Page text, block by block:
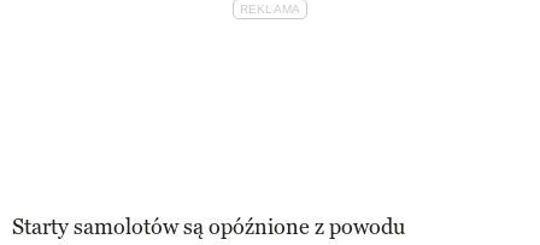
Starty samolotów są opóźnione z powodu